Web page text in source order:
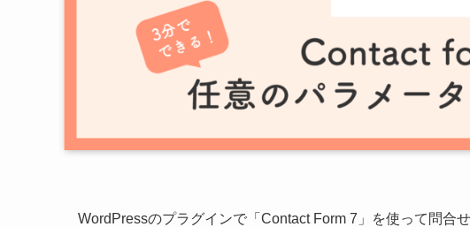
WordPressのプラグインで「Contact Form 7」を使って問合